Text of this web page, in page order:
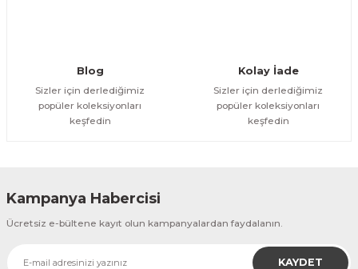
Blog
Sizler için derlediğimiz
popüler koleksiyonları
keşfedin
Kolay İade
Sizler için derlediğimiz
popüler koleksiyonları
keşfedin
Kampanya Habercisi
Ücretsiz e-bültene kayıt olun kampanyalardan faydalanın.
KAYDET